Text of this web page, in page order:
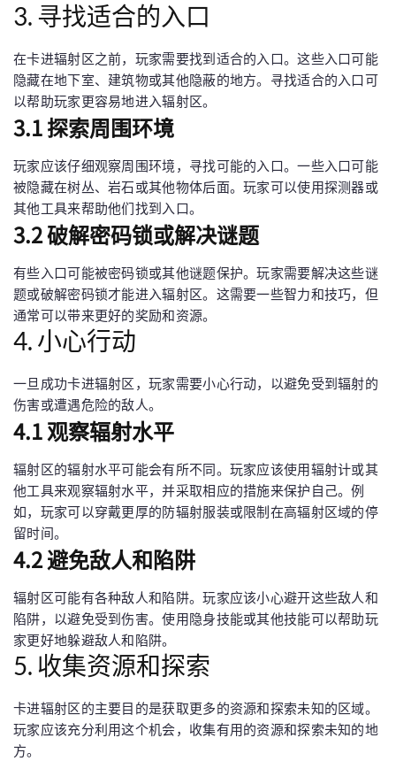
3. 寻找适合的入口
在卡进辐射区之前，玩家需要找到适合的入口。这些入口可能
隐藏在地下室、建筑物或其他隐蔽的地方。寻找适合的入口可
以帮助玩家更容易地进入辐射区。
3.1 探索周围环境
玩家应该仔细观察周围环境，寻找可能的入口。一些入口可能
被隐藏在树丛、岩石或其他物体后面。玩家可以使用探测器或
其他工具来帮助他们找到入口。
3.2 破解密码锁或解决谜题
有些入口可能被密码锁或其他谜题保护。玩家需要解决这些谜
题或破解密码锁才能进入辐射区。这需要一些智力和技巧，但
通常可以带来更好的奖励和资源。
4. 小心行动
一旦成功卡进辐射区，玩家需要小心行动，以避免受到辐射的
伤害或遭遇危险的敌人。
4.1 观察辐射水平
辐射区的辐射水平可能会有所不同。玩家应该使用辐射计或其
他工具来观察辐射水平，并采取相应的措施来保护自己。例
如，玩家可以穿戴更厚的防辐射服装或限制在高辐射区域的停
留时间。
4.2 避免敌人和陷阱
辐射区可能有各种敌人和陷阱。玩家应该小心避开这些敌人和
陷阱，以避免受到伤害。使用隐身技能或其他技能可以帮助玩
家更好地躲避敌人和陷阱。
5. 收集资源和探索
卡进辐射区的主要目的是获取更多的资源和探索未知的区域。
玩家应该充分利用这个机会，收集有用的资源和探索未知的地
方。